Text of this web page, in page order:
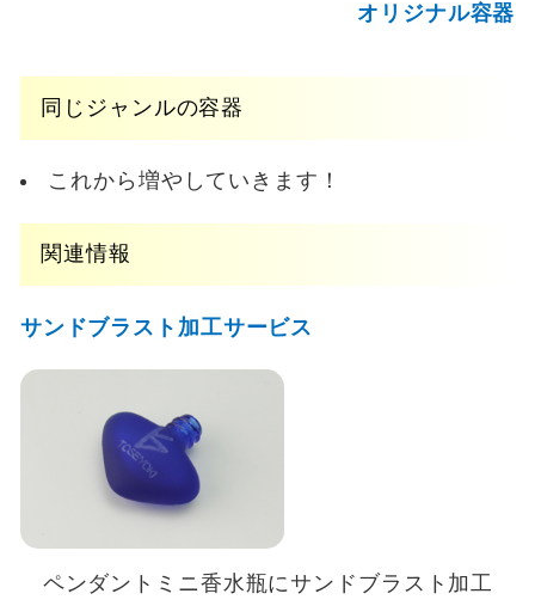
オリジナル容器
同じジャンルの容器
これから増やしていきます！
関連情報
サンドブラスト加工サービス
ペンダントミニ香水瓶にサンドブラスト加工